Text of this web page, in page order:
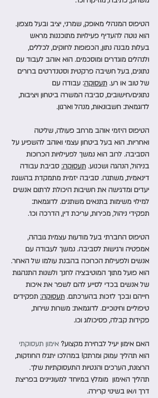
הטיפוס המנהלי מאופק, שמרני, יציב ובעל מצפון.
הוא נוטה להעדיף פעילויות מתוכננות מראש
בעלות מבנה נתון, הכפופות לחוקים, לכללים,
ולנהלים מוגדרים ומוסכמים. הוא אוהב לעבוד עם
נתונים, בעל חשיבה פרקטית וסטנדרטים ברורים
של טוב או רע. תעסוקה: עבודה עם
נתונים/חישובים, סביבה המשרה ביטחון ויציבות,
לדוגמאת: חשבונאות, מנהל וארגון.
הטיפוס היזמי אוהב מרחב פעולה, שליטה
ואחריות. הוא בעל ביטחון עצמי ואוהב להשפיע על
הסביבה. לרוב הוא נמשך לפעילויות הכרוכות
בניהול, הנהגה ושכנוע. תעסוקה: סביבת עבודה
דינאמית, משתנה. סביבה יזמית מתמקדת בהשגת
יעדים ומדגישה את חשיבות היכולת לרתום אנשים
למילוי משימות בתנאים משתנים. לדוגמאת:
תפקידי ניהול, מכירות, עריכת דין, הדרכה וכו׳.
הטיפוס החברתי בעל מודעות עצמית גובהה,
אמפטיה ורגישות לסביבה. נמשך לעבודה עם
אנשים ולפעילות הכרוכה בהבנת עולמו של האחר.
הוא פועל מתוך המוטיבציה לחנך ולשנות התנהגות
של אנשים בכדי לסייע להם לשפר את איכות
חייהם ובכך לזכות בהערכתם. תעסוקה: תפקידים
טיפוליים וחינוכיים. לדוגמאת: משרות שירות,
פקידות קבלה, פסיכולוג וכו.
האם אימון יעיל לבחירת מקצוע? אימון תעסוקתי
הוא תהליך עמוק ומרתק! במהלכו יתגלו החוזקות,
הרצונת, הערכים והנטיות התעסוקתיות שלך.
תהליך האימון  מומלץ במיוחד למעוניינים בפריצת
דרך ו/או בשינוי קרירה.